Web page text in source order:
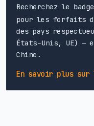
Recherchez le badge
pour les forfaits
des pays
États-Unis, UE) —
Chine.
En savoir plus